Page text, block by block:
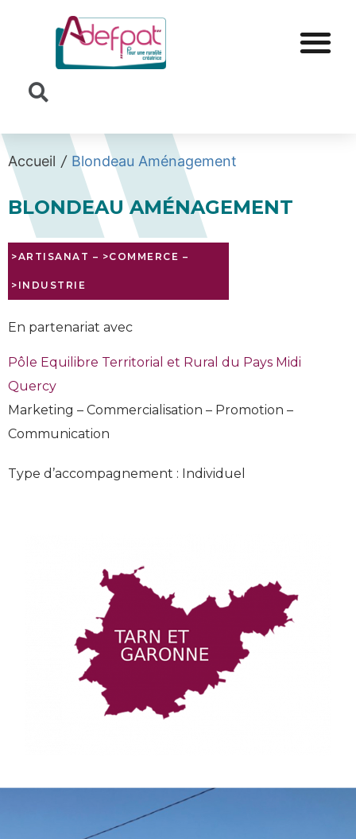
Accueil / Blondeau Aménagement
BLONDEAU AMÉNAGEMENT
>ARTISANAT – >COMMERCE –
>INDUSTRIE
En partenariat avec
Pôle Equilibre Territorial et Rural du Pays Midi
Quercy
Marketing – Commercialisation – Promotion –
Communication
Type d’accompagnement : Individuel